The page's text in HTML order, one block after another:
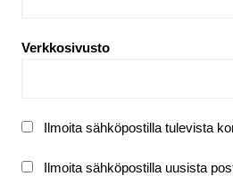
Verkkosivusto
Ilmoita sähköpostilla tulevista
Ilmoita sähköpostilla uusista